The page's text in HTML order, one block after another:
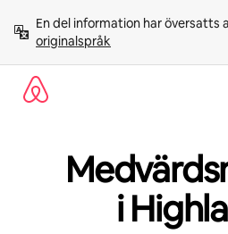
innehåll
En del information har översatts
originalspråk
i